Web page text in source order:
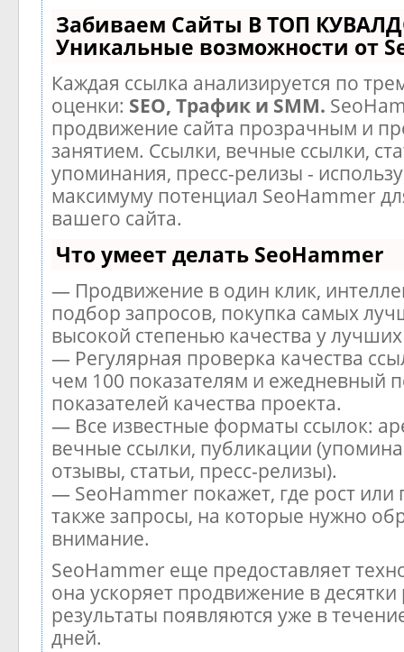
Забиваем Сайты В ТОП
Уникальные возможности от
Каждая ссылка анализируется по
оценки: SEO, Трафик и SMM.
продвижение сайта прозрачным и
занятием. Ссылки, вечные ссылки,
упоминания, пресс-релизы -
максимуму потенциал SeoHammer
вашего сайта.
Что умеет делать SeoHammer
— Продвижение в один клик,
подбор запросов, покупка самых
высокой степенью качества у
— Регулярная проверка качества
чем 100 показателям и ежедневный
показателей качества проекта.
— Все известные форматы ссылок:
вечные ссылки, публикации
отзывы, статьи, пресс-релизы).
— SeoHammer покажет, где рост или
также запросы, на которые нужно
внимание.
SeoHammer еще предоставляет
она ускоряет продвижение в
результаты появляются уже в
дней.